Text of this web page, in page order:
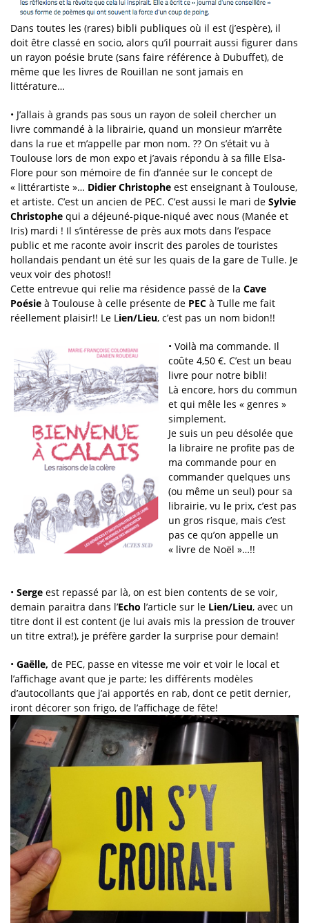
Dans toutes les (rares) bibli publiques où il est (j’espère), il
doit être classé en socio, alors qu’il pourrait aussi figurer dans
un rayon poésie brute (sans faire référence à Dubuffet), de
même que les livres de Rouillan ne sont jamais en
littérature…
• J’allais à grands pas sous un rayon de soleil chercher un
livre commandé à la librairie, quand un monsieur m’arrête
dans la rue et m’appelle par mon nom. ?? On s’était vu à
Toulouse lors de mon expo et j’avais répondu à sa fille Elsa-
Flore pour son mémoire de fin d’année sur le concept de
« littérartiste »… Didier Christophe est enseignant à Toulouse,
et artiste. C’est un ancien de PEC. C’est aussi le mari de Sylvie
Christophe qui a déjeuné-pique-niqué avec nous (Manée et
Iris) mardi ! Il s’intéresse de près aux mots dans l’espace
public et me raconte avoir inscrit des paroles de touristes
hollandais pendant un été sur les quais de la gare de Tulle. Je
veux voir des photos!!
Cette entrevue qui relie ma résidence passé de la Cave
Poésie à Toulouse à celle présente de PEC à Tulle me fait
réellement plaisir!! Le L ien/Lieu, c’est pas un nom bidon!!
• Voilà ma commande. Il
coûte 4,50 €. C’est un beau
livre pour notre bibli!
Là encore, hors du commun
et qui mêle les « genres »
simplement.
Je suis un peu désolée que
la libraire ne profite pas de
ma commande pour en
commander quelques uns
(ou même un seul) pour sa
librairie, vu le prix, c’est pas
un gros risque, mais c’est
pas ce qu’on appelle un
« livre de Noël »…!!
• Serge est repassé par là, on est bien contents de se voir,
demain paraitra dans l’Echo l’article sur le Lien/Lieu, avec un
titre dont il est content (je lui avais mis la pression de trouver
un titre extra!), je préfère garder la surprise pour demain!
• Gaëlle, de PEC, passe en vitesse me voir et voir le local et
l’affichage avant que je parte; les différents modèles
d’autocollants que j’ai apportés en rab, dont ce petit dernier,
iront décorer son frigo, de l’affichage de fête!